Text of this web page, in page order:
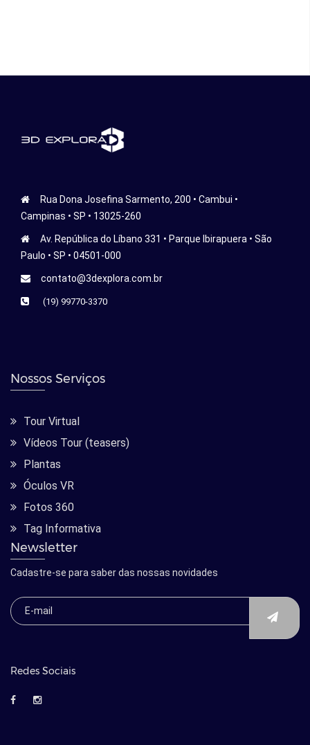
Rua Dona Josefina Sarmento, 200 • Cambui •
Campinas • SP • 13025-260
Av. República do Líbano 331 • Parque Ibirapuera • São
Paulo • SP • 04501-000
contato@3dexplora.com.br
(19) 99770-3370
Nossos Serviços
Tour Virtual
Vídeos Tour (teasers)
Plantas
Óculos VR
Fotos 360
Tag Informativa
Newsletter
Cadastre-se para saber das nossas novidades
Redes Sociais